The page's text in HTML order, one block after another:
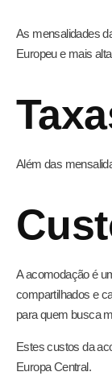
As mensalidades
Europeu e mais
Além das
A acomodação é
compartilhados e
para quem busca
Estes custos da
Europa Central.